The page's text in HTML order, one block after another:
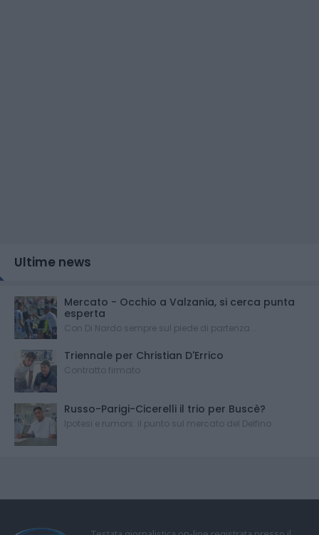
Ultime news
Mercato - Occhio a Valzania, si cerca punta
esperta
Con Di Nardo sempre sul piede di partenza...
Triennale per Christian D'Errico
Contratto firmato
Russo-Parigi-Cicerelli il trio per Buscè?
Ipotesi e rumors: il punto sul mercato del Delfino